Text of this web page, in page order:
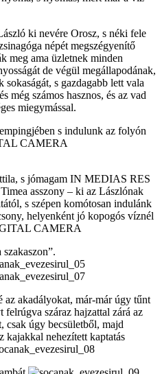
ki nevére Orosz, s néki fele
népét megszégyenítő
meg ama üzletnek minden
de végül megállapodának,
s gazdagabb lett vala
még számos hasznos, és az vad
miegymással.
s indulunk az folyón
s jómagam IN MEDIAS RES
asszony – ki az Lászlónak
s szépen komótosan indulánk
helyenként jó kopogós víznél
az akadályokat, már-már úgy tűnt
száraz hajzattal zárá az
csak úgy becsületből, majd
kajakkal nehezített kaptatás